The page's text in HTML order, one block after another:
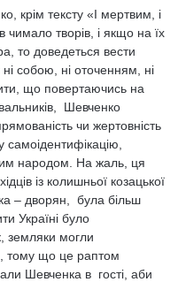
крім тексту «I мертвим, i
творів, і якщо на їх
то доведеться вести
собою, ні оточенням, ні
що повертаючись на
Шевченко
чи жертовність
самоідентифікацію,
народом. На жаль, ця
із колишньої козацької
– дворян, була більш
Україні було
земляки могли
тому що це раптом
Шевченка в гості, аби